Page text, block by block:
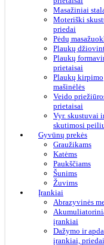
Masažiniai
Moteriški
priedai
Pėdų
Plaukų
Plaukų
prietaisai
Plaukų kirpimo
mašinėlės
Veido
prietaisai
Vyr. skustuvai
skutimosi
Gyvūnų prekės
Graužikams
Katėms
Paukščiams
Šunims
Žuvims
Įrankiai
Abrazyvinės
įrankiai
Dažymo ir
įrankiai, priedai